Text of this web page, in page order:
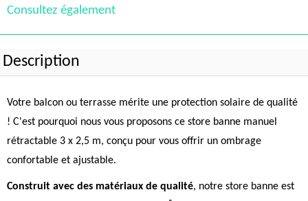
Consultez également
Description
Votre balcon ou terrasse mérite une protection solaire de qualité
! C'est pourquoi nous vous proposons ce store banne manuel
rétractable 3 x 2,5 m, conçu pour vous offrir un ombrage
confortable et ajustable.
Construit avec des matériaux de qualité, notre store banne est